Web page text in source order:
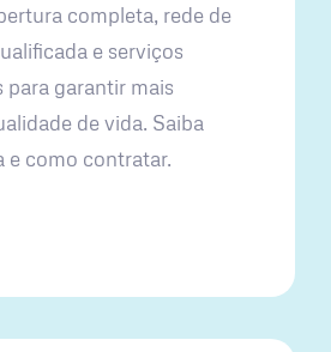
completa, rede de
e serviços
para garantir mais
de vida. Saiba
e como contratar.